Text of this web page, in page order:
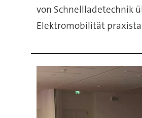
von Schnellladetechnik
Elektromobilität